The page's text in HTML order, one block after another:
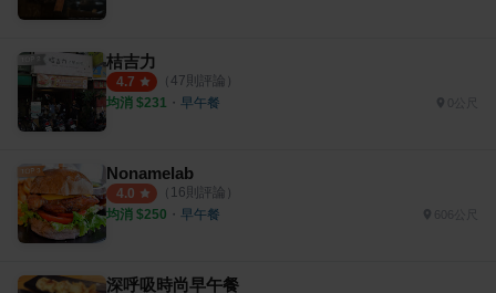
桔吉力
4.7 （ 47則評論）
均消 $231 ・ 早午餐
Nonamelab
4.0 （ 16則評論）
均消 $250 ・ 早午餐
深呼吸時尚早午餐